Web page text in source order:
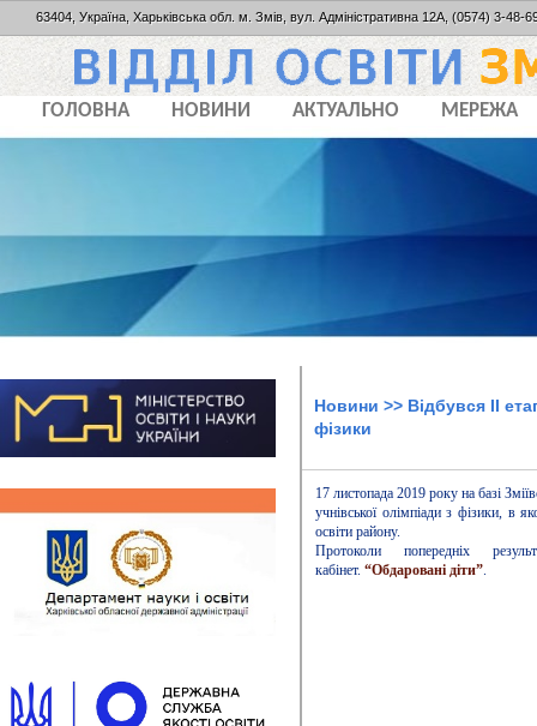
63404, Україна, Харьківська обл. м. Змів, вул. Адміністративна 12А, (0574) 3-48-
ГОЛОВНА НОВИНИ АКТУАЛЬНО МЕРЕЖА
Новини >> Відбувся ІІ
фізики
17 листопада 2019 року на базі
учнівської олімпіади з фізики, в
освіти району.
Протоколи попередніх
кабінет. “Обдаровані діти”.